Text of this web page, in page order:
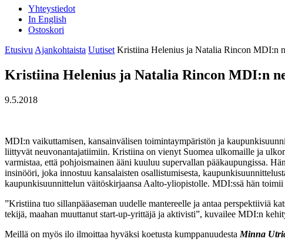
Yhteystiedot
In English
Ostoskori
Etusivu Ajankohtaista Uutiset Kristiina Helenius ja Natalia Rincon MDI:n
Kristiina Helenius ja Natalia Rincon MDI:n
9.5.2018
MDI:n vaikuttamisen, kansainvälisen toimintaympäristön ja
liittyvät neuvonantajatiimiin. Kristiina on vienyt Suomea ulkomaille ja
varmistaa, että pohjoismainen ääni kuuluu supervallan pääkaupungissa.
insinööri, joka innostuu kansalaisten osallistumisesta,
kaupunkisuunnittelun väitöskirjaansa Aalto-yliopistolle. MDI:ssä hän
”Kristiina tuo sillanpääaseman uudelle mantereelle ja antaa perspektiiviä
tekijä, maahan muuttanut start-up-yrittäjä ja aktivisti”, kuvailee MDI:n
Meillä on myös ilo ilmoittaa hyväksi koetusta kumppanuudesta Minna